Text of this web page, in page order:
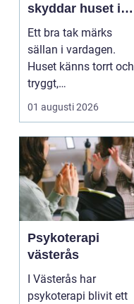
skyddar huset i
längden
Ett bra tak märks
sällan i vardagen.
Huset känns torrt och
tryggt,
inomhusklimatet
fungerar och ener...
01 augusti 2026
Psykoterapi
västerås
I Västerås har
psykoterapi blivit ett